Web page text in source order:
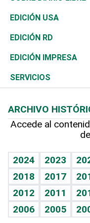
Reportajes
África
Ocenanía
Caribe
Resto del mundo
Vivienda
Telecom.
Global y variable
Economía personal
Buena Vida
Sociales
Novedades
Podcast Arte Libre
Hablando con el
Vida y familia
Eñe
Celebrando la vida
Sin complejos
Ciclismo
Tenis
Olimpismo
Más deportes
Línea de hit
TBT Deportivo
En Directo
El Espía
Noticiero Poteleche
Columnistas
Más firmas
Tecnología
Historia
Martes de tecnología
Cambio climático
Economía
Revista
Deportes
Opinión
Hecho en casa
Guía del dinero
EDICIÓN USA
EDICIÓN RD
EDICIÓN IMPRESA
SERVICIOS
Cumpleaños
Horóscopos
Crucigramas
ARCHIVO
Accede al
2024 2023
2018
2017
2012
2011
2006
2005